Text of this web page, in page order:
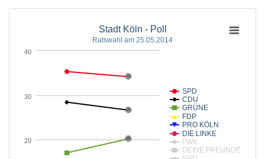
Stadt Köln - Poll
Ratswahl am 25.05.2014
SPD
CDU
GRÜNE
FDP
PRO KÖLN
DIE LINKE
FWK
DEINE FREUNDE
20
30
40